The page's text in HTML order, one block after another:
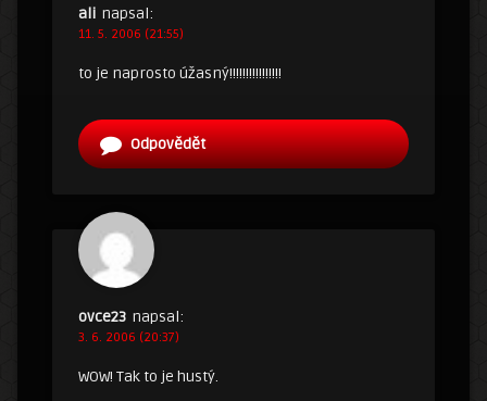
ali napsal:
11. 5. 2006 (21:55)
to je naprosto úžasný!!!!!!!!!!!!!!!!
Odpovědět
ovce23 napsal:
3. 6. 2006 (20:37)
WOW! Tak to je hustý.